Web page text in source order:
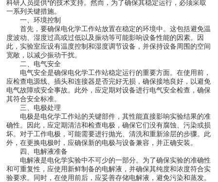
科研人员提供*的技术支持。然而，为了确保其稳定运行，必须采取
一系列关键措施。
一、环境控制
首先，要确保电化学工作站放置在稳定的环境中。这包括避免温
度波动、湿度过高或过低以及振动等可能影响设备性能的因素。因
此，实验室应设有温度控制和湿度调节设备，并保持设备周围的空间
宽敞，以减少振动干扰。
二、电气安全
电气安全是确保电化学工作站稳定运行的重要方面。在使用前，
应检查电源线、插头和连接器是否完好无损，确保接地良好，以避免
电气故障或安全事故。此外，应定期对设备进行电气安全检查，确保
其符合安全标准。
三、电极处理
电极是电化学工作站的关键部件，其性能直接影响实验结果的准
确性。因此，应定期清洁和检查电极，确保它们没有腐蚀、污染或损
坏。对于工作电极，可能需要进行抛光、清洗和重新涂层的步骤。此
外，在更换电极时，应确保新的电极与设备兼容，并正确安装。
四、电解液准备
电解液是电化学实验中不可少的一部分。为了确保实验的准确性
和可重复性，应使用新鲜制备的电解液，并确保其纯度和浓度符合实
验要求。同时，在使用前后，应妥善存储电解液，避免污染和蒸发。